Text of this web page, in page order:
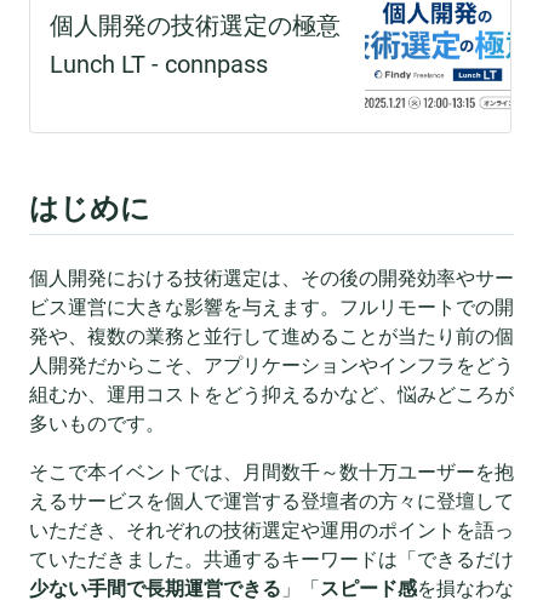
はじめに
個人開発における技術選定は、その後の開発効率やサー
ビス運営に大きな影響を与えます。フルリモートでの開
発や、複数の業務と並行して進めることが当たり前の個
人開発だからこそ、アプリケーションやインフラをどう
組むか、運用コストをどう抑えるかなど、悩みどころが
多いものです。
そこで本イベントでは、月間数千～数十万ユーザーを抱
えるサービスを個人で運営する登壇者の方々に登壇して
いただき、それぞれの技術選定や運用のポイントを語っ
ていただきました。共通するキーワードは「できるだけ
少ない手間で長期運営できる 」「スピード感を損なわな